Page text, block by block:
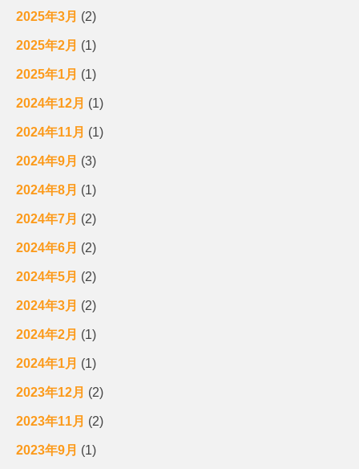
2025年3月 (2)
2025年2月 (1)
2025年1月 (1)
2024年12月 (1)
2024年11月 (1)
2024年9月 (3)
2024年8月 (1)
2024年7月 (2)
2024年6月 (2)
2024年5月 (2)
2024年3月 (2)
2024年2月 (1)
2024年1月 (1)
2023年12月 (2)
2023年11月 (2)
2023年9月 (1)